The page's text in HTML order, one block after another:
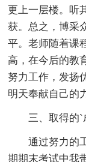
更上一层楼。听
获。总之，博采
平。老师随着课
高，在今后的教
努力工作，发扬
明天奉献自己的
三、取得的`
通过努力的
期期末考试中我